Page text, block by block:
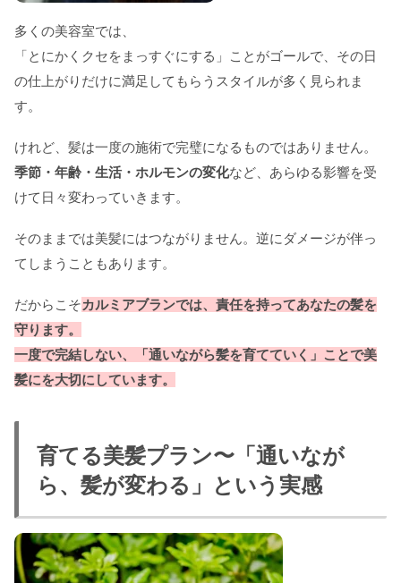
多くの美容室では、
「とにかくクセをまっすぐにする」ことがゴールで、その日
の仕上がりだけに満足してもらうスタイルが多く見られま
す。
けれど、髪は一度の施術で完璧になるものではありません。
季節・年齢・生活・ホルモンの変化など、あらゆる影響を受
けて日々変わっていきます。
そのままでは美髪にはつながりません。逆にダメージが伴っ
てしまうこともあります。
だからこそカルミアブランでは、責任を持ってあなたの髪を
守ります。
一度で完結しない、「通いながら髪を育てていく」ことで美
髪にを大切にしています。
育てる美髪プラン〜「通いなが
ら、髪が変わる」という実感